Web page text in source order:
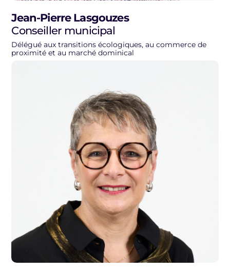
Jean-Pierre Lasgouzes
Conseiller municipal
Délégué aux transitions écologiques, au commerce de
proximité et au marché dominical